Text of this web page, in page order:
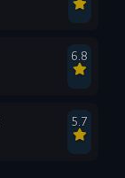
6.8
5.7